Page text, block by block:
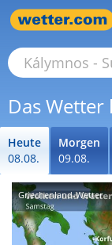
Das
Heute
08.08.
Morgen
09.08.
Griechenland-Wetter